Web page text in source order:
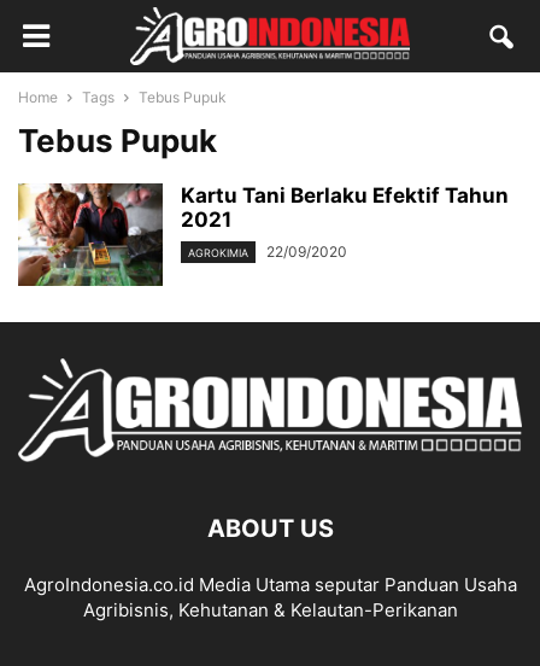
Home Tags Tebus Pupuk
Tebus Pupuk
Kartu Tani Berlaku Efektif Tahun
2021
AGROKIMIA 22/09/2020
ABOUT US
AgroIndonesia.co.id Media Utama seputar Panduan Usaha
Agribisnis, Kehutanan & Kelautan-Perikanan